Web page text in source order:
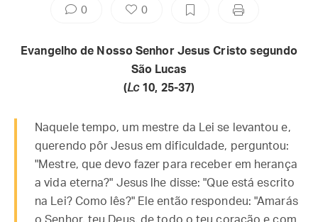
0 0
Evangelho de Nosso Senhor Jesus Cristo segundo
São Lucas
(Lc10, 25-37)
Naquele tempo, um mestre da Lei se levantou e,
querendo pôr Jesus em dificuldade, perguntou:
"Mestre, que devo fazer para receber em herança
a vida eterna?" Jesus lhe disse: "Que está escrito
na Lei? Como lês?" Ele então respondeu: "Amarás